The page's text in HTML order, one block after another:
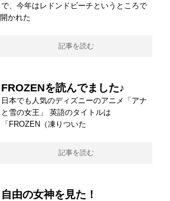
で、今年はレドンドビーチというところで
開かれた
記事を読む
FROZENを読んでました♪
日本でも人気のディズニーのアニメ「アナ
と雪の女王」 英語のタイトルは
「FROZEN（凍りついた
記事を読む
自由の女神を見た！